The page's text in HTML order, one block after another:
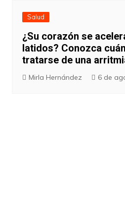
Salud
¿Su corazón se
latidos? Conozca
tratarse de una
Mirla Hernández 6 de